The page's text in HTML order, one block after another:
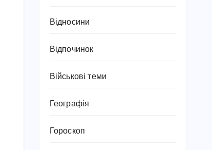
Відносини
Відпочинок
Військові теми
Географія
Гороскоп